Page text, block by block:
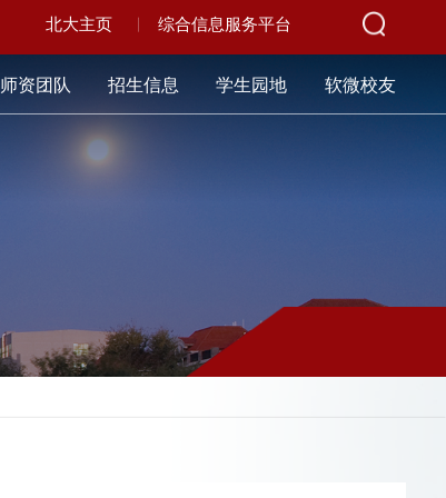
北大主页 综合信息服务平台
师资团队 招生信息 学生园地 软微校友